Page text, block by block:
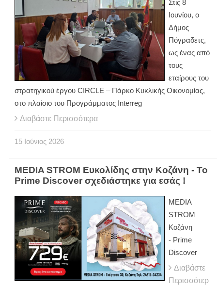
Στις 8
Ιουνίου, ο
Δήμος
Πόγραδετς,
ως ένας από
τους
εταίρους του
στρατηγικού έργου CIRCLE – Πάρκο Κυκλικής Οικονομίας,
στο πλαίσιο του Προγράμματος Interreg
Διαβάστε Περισσότερα
15 Ιούνιος 2026
MEDIA STROM Ευκολίδης στην Κοζάνη - Το
Prime Discover σχεδιάστηκε για εσάς !
MEDIA
STROM
Κοζάνη
- Prime
Discover
Διαβάστε
Περισσότερ